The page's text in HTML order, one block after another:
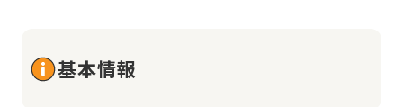
基本情報